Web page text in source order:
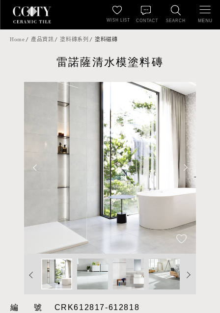
SEARCH
WISH LIST CONTACT MENU
Home 產品資訊 塗料磚系列 塗料磁磚
雷諾薩清水模塗料磚
編號CRK612817-612818